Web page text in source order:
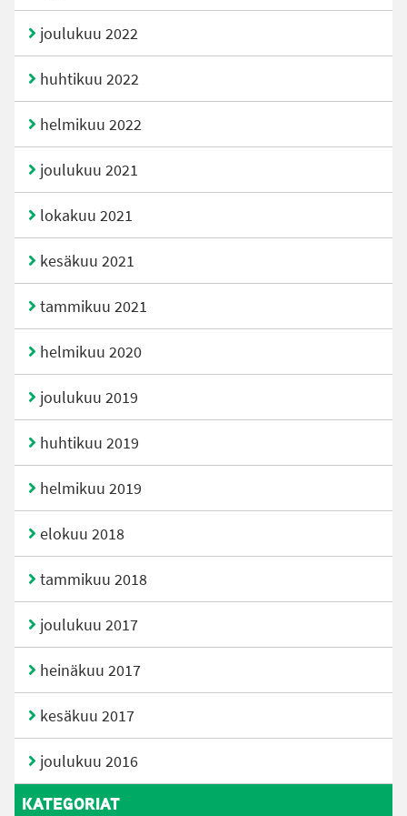
joulukuu 2022
huhtikuu 2022
helmikuu 2022
joulukuu 2021
lokakuu 2021
kesäkuu 2021
tammikuu 2021
helmikuu 2020
joulukuu 2019
huhtikuu 2019
helmikuu 2019
elokuu 2018
tammikuu 2018
joulukuu 2017
heinäkuu 2017
kesäkuu 2017
joulukuu 2016
KATEGORIAT